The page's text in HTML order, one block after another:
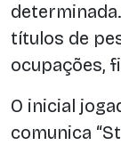
títulos de
ocupações,
O inicial
comunica